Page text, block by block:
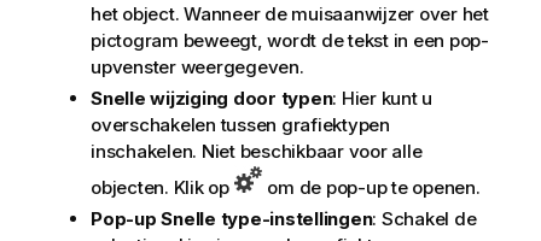
het object. Wanneer de muisaanwijzer over het
pictogram beweegt, wordt de tekst in een pop-
upvenster weergegeven.
Snelle wijziging door typen: Hier kunt u
overschakelen tussen grafiektypen
inschakelen. Niet beschikbaar voor alle
objecten. Klik op
om de pop-up te openen.
Pop-up Snelle type-instellingen: Schakel de